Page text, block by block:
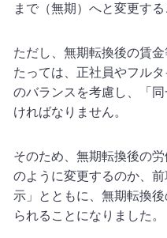
まで（無期）へと変更す
ただし、無期転換後の賃
たっては、正社員やフル
のバランスを考慮し、「
ければなりません。
そのため、無期転換後の
のように変更するのか、
示」とともに、無期転換
られることになりました。